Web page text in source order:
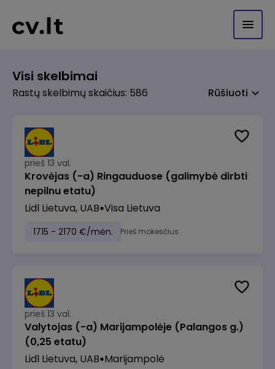
Visi skelbimai
Rastų skelbimų skaičius: 586 Rūšiuoti
prieš 13 val.
Krovėjas (-a) Ringauduose (galimybė dirbti
nepilnu etatu)
Lidl Lietuva, UAB Visa Lietuva
1715 - 2170 €/mėn. Prieš mokesčius
prieš 13 val.
Valytojas (-a) Marijampolėje (Palangos g.)
(0,25 etatu)
Lidl Lietuva, UAB Marijampolė